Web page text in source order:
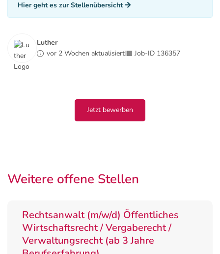
Hier geht es zur Stellenübersicht
Luther
vor 2 Wochen aktualisiert
Job-ID 136357
Jetzt bewerben
Weitere offene Stellen
Rechtsanwalt (m/w/d) Öffentliches
Wirtschaftsrecht / Vergaberecht /
Verwaltungsrecht (ab 3 Jahre